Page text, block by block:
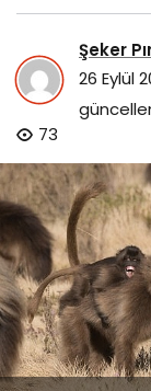
Şeker
26 Eylül
73